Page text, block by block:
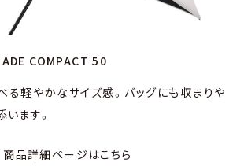
COMPACT 50
る軽やかなサイズ感。バッグにも収まりや
います。
商品詳細ページはこちら